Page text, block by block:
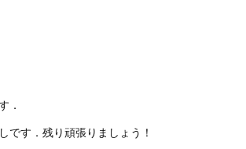
．
です．残り頑張りましょう！